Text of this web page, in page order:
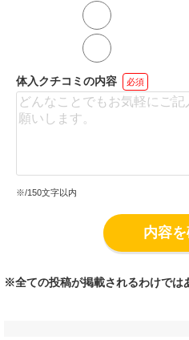
体入クチコミの内容 必須
※/150文字以内
内容
※全ての投稿が掲載されるわけでは